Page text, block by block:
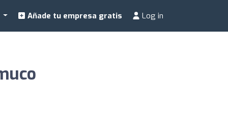
Añade tu empresa gratis Log in